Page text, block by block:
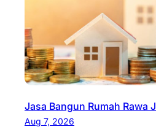
Jasa Bangun Rumah Rawa
Aug 7, 2026